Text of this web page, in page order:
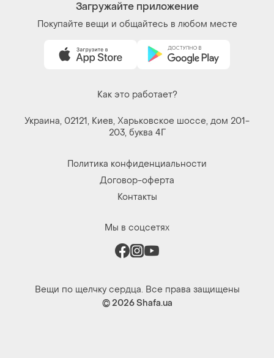
Загружайте приложение
Покупайте вещи и общайтесь в любом месте
Как это работает?
Украина, 02121, Киев, Харьковское шоссе, дом 201-
203, буква 4Г
Политика конфиденциальности
Договор-оферта
Контакты
Мы в соцсетях
Вещи по щелчку сердца. Все права защищены
© 2026Shafa.ua